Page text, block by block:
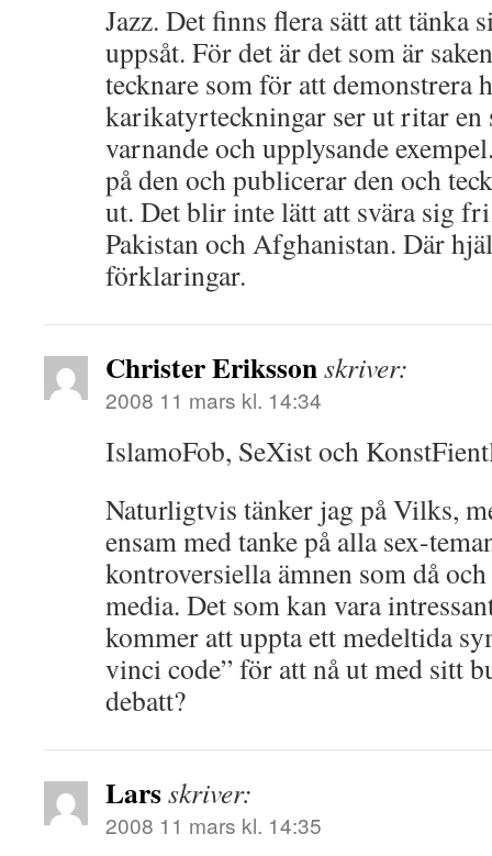
Jazz. Det finns flera sätt att tänka
uppsåt. För det är det som är
tecknare som för att
karikatyrteckningar ser ut ritar en
varnande och upplysande
på den och publicerar den och
ut. Det blir inte lätt att svära sig
Pakistan och Afghanistan. Där
förklaringar.
Christer Erikssonskriver:
2008 11 mars kl. 14:34
IslamoFob, SeXist och
Naturligtvis tänker jag på Vilks,
ensam med tanke på alla sex-
kontroversiella ämnen som då
media. Det som kan vara
kommer att uppta ett medeltida
vinci code” för att nå ut med sitt
debatt?
Larsskriver:
2008 11 mars kl. 14:35